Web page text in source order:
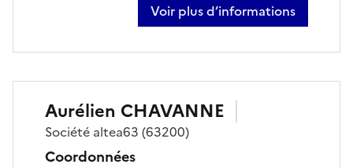
Voir plus d’informations
sur thierry berthelemy
Aurélien CHAVANNE
Société altea63 (63200)
Coordonnées